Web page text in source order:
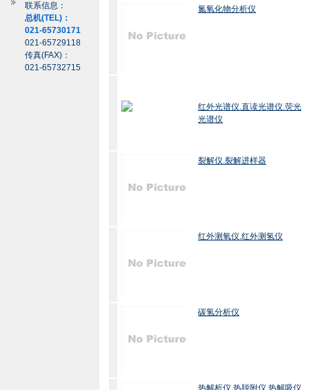
联系信息：
总机(TEL)：
021-65730171
021-65729118
传真(FAX)：
021-65732715
氮氧化物分析仪
红外光谱仪.直读光谱仪.荧光
光谱仪
裂解仪.裂解进样器
红外测氧仪.红外测氢仪
碳氢分析仪
热解析仪.热脱附仪.热解吸仪